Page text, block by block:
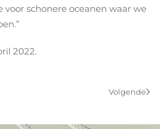
schonere oceanen waar we
2022.
Volgende